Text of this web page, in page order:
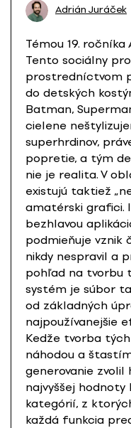
Adrián Juráček
Témou 19. ročníka
Tento sociálny
prostredníctvom
do detských
Batman,
cielene
superhrdinov,
popretie, a tým
nie je realita. V
existujú taktiež
amatérski grafici.
bezhlavou
podmieňuje vznik
nikdy nespravil a
pohľad na tvorbu
systém je súbor
od základných
najpoužívanejšie
Kedže tvorba
náhodou a
generovanie zvolil
najvyššej hodnoty
kategórií, z
každá funkcia